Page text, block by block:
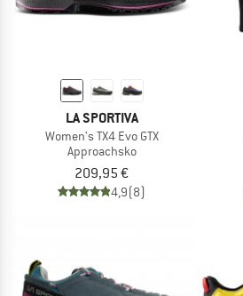
LA SPORTIVA
Women's TX4 Evo GTX
Approachsko
209,95 €
4,9(8)